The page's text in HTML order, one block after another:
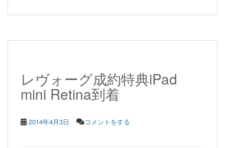
レヴォーグ成約特典iPad
mini Retina到着
2014年4月3日 コメントをする